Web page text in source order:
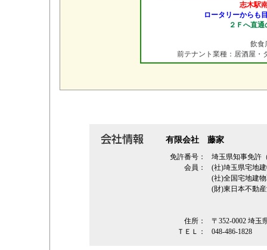
志木駅
ロータリーからも
２Ｆへ直
飲
前テナント業種：居酒屋・
有限会社 藤家
免許番号：
埼玉県知事免許
会員：
(社)埼玉県宅地
(社)全国宅地建
(財)東日本不動
住所：
〒352-0002 埼玉
ＴＥＬ：
048-486-1828